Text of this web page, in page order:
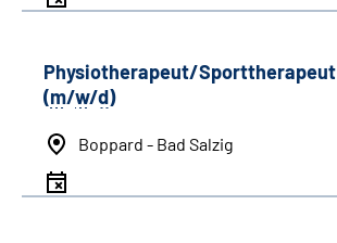
Physiotherapeut/Sporttherapeut
(m/w/d)
Boppard - Bad Salzig